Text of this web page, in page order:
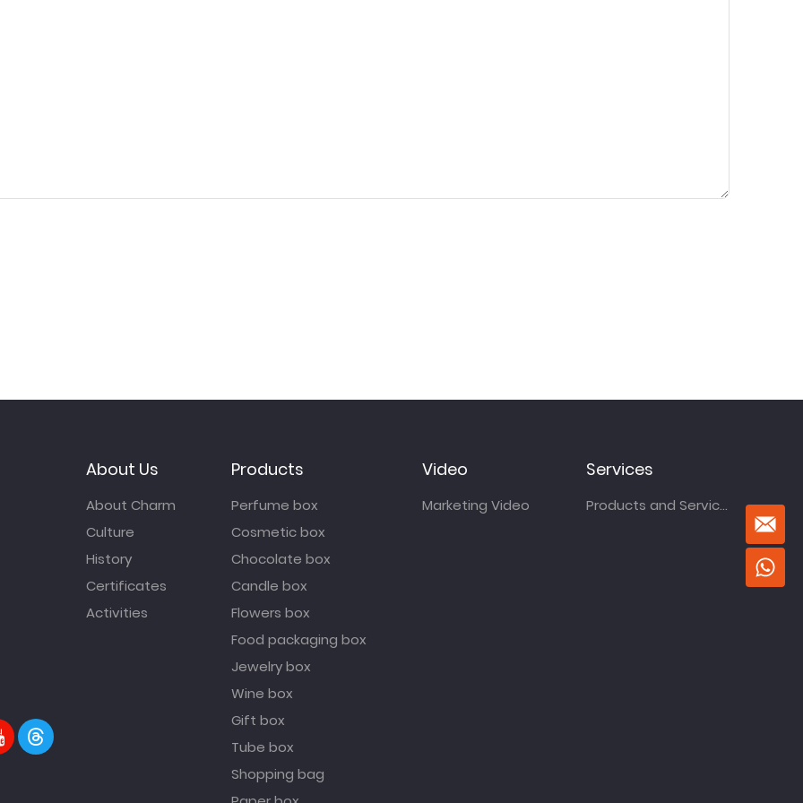
About Us
About Charm
Culture
History
Certificates
Activities
Products
Perfume box
Cosmetic box
Chocolate box
Candle box
Flowers box
Food packaging box
Jewelry box
Wine box
Gift box
Tube box
Shopping bag
Video
Marketing Video
Services
Products and Services